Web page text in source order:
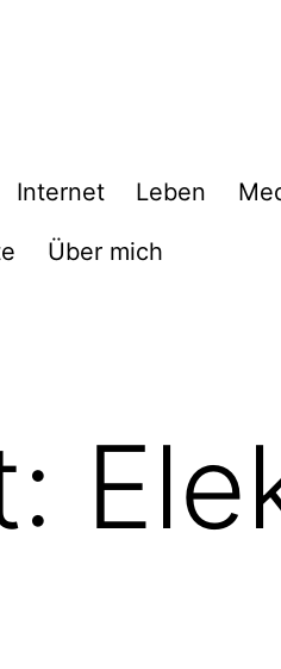
Internet Leben
Über mich